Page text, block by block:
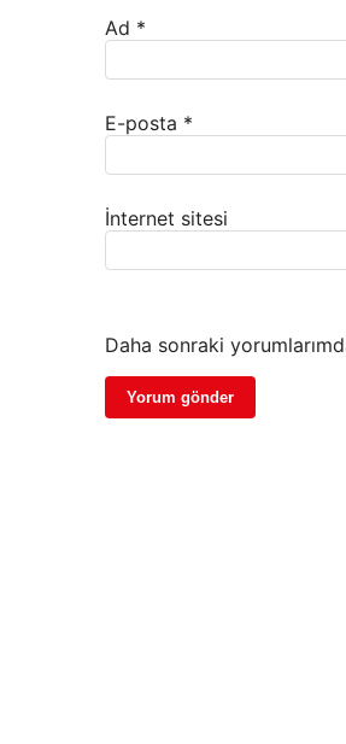
Ad *
E-posta *
İnternet sitesi
Daha sonraki